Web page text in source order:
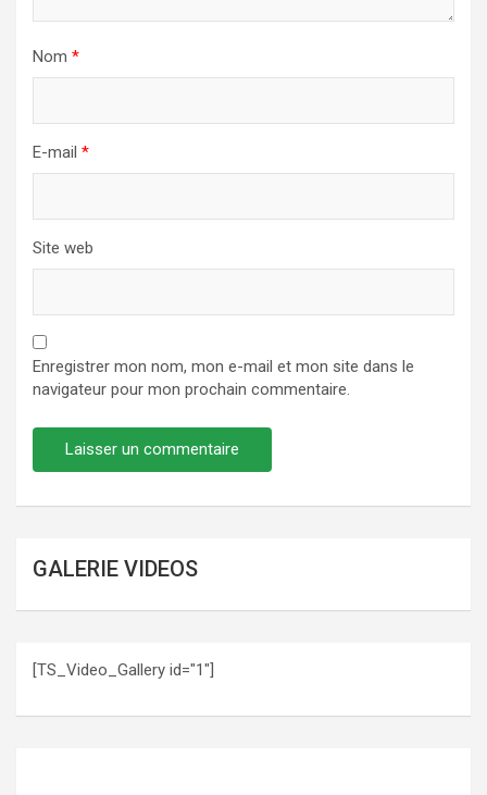
Nom *
E-mail *
Site web
Enregistrer mon nom, mon e-mail et mon site dans le
navigateur pour mon prochain commentaire.
GALERIE VIDEOS
[TS_Video_Gallery id="1"]